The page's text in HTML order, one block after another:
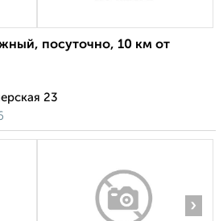
посуточно, 10 км от
23
›